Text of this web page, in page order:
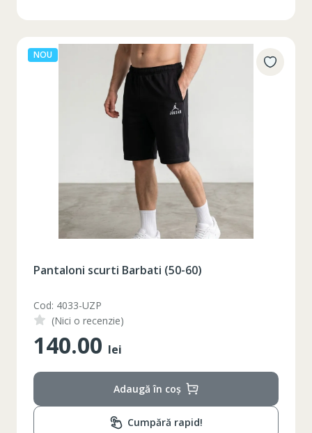
NOU
Pantaloni scurti Barbati (50-60)
Cod: 4033-UZP
(Nici o recenzie)
140.00 lei
Adaugă în coș
Cumpără rapid!